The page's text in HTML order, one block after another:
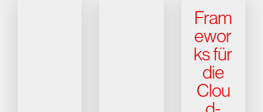
Fram
ewor
ks für
die
Clou